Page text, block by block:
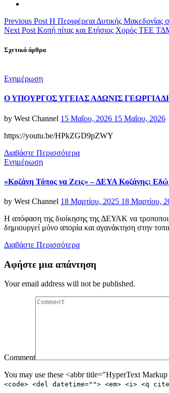
Previous Post Η Περιφέρεια Δυτικής
Next Post Κοπή πίτας και Ετήσιος Χορός ΤΕΕ
Σχετικά άρθρα
Categories
Ενημέρωση
Ο ΥΠΟΥΡΓΟΣ ΥΓΕΙΑΣ ΑΔΩΝΙΣ
by West Channel Posted
15 Μαΐου, 2026 15 Μαΐου, 2026
https://youtu.be/HPkZGD9pZWY
Διαβάστε Περισσότερα
Categories
Ενημέρωση
«Κοζάνη Τόπος να Ζεις» – ΔΕΥΑ Κοζάνης: Εδώ ο
by West Channel Posted
18 Μαρτίου, 2025 18 Μαρτίου,
Η απόφαση της διοίκησης της ΔΕΥΑΚ να
δημιουργεί μόνο απορία και αγανάκτηση στην
Διαβάστε Περισσότερα
Αφήστε μια απάντηση
Your email address will not be published.
Comment
You may use these <abbr title="HyperText
<code> <del datetime=""> <em> <i> <q